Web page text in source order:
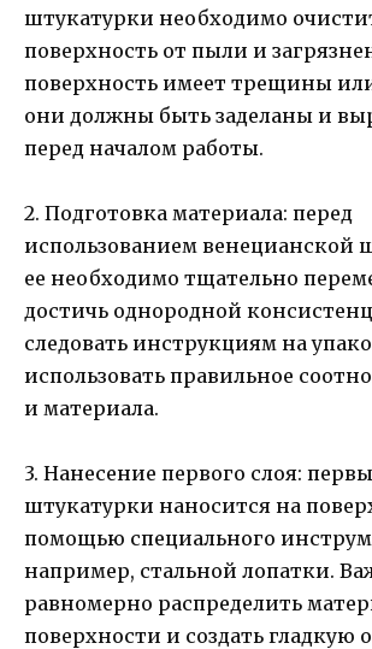
штукатурки необходимо
поверхность от пыли и
поверхность имеет трещины
они должны быть заделаны и
перед началом работы.
2. Подготовка материала: перед
использованием венецианской
ее необходимо тщательно
достичь однородной
следовать инструкциям на
использовать правильное
и материала.
3. Нанесение первого слоя:
штукатурки наносится на
помощью специального
например, стальной лопатки.
равномерно распределить
поверхности и создать гладкую